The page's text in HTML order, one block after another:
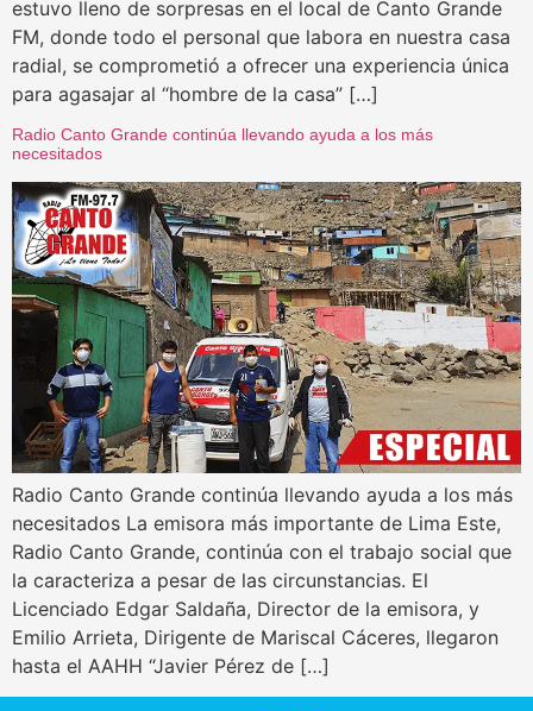
estuvo lleno de sorpresas en el local de Canto Grande
FM, donde todo el personal que labora en nuestra casa
radial, se comprometió a ofrecer una experiencia única
para agasajar al “hombre de la casa” […]
Radio Canto Grande continúa llevando ayuda a los más
necesitados
Radio Canto Grande continúa llevando ayuda a los más
necesitados La emisora más importante de Lima Este,
Radio Canto Grande, continúa con el trabajo social que
la caracteriza a pesar de las circunstancias. El
Licenciado Edgar Saldaña, Director de la emisora, y
Emilio Arrieta, Dirigente de Mariscal Cáceres, llegaron
hasta el AAHH “Javier Pérez de […]